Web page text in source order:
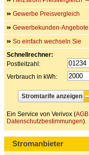
Gewerbe Preisvergleich
Gewerbekunden-Angebote
So einfach wechseln Sie
Schnellrechner:
Postleitzahl:
Verbrauch in kWh:
Ein Service von Verivox (AGB
Datenschutzbestimmungen).
Stromanbieter